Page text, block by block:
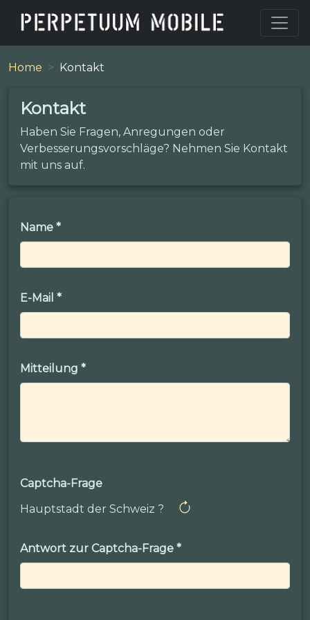
Home Kontakt
Kontakt
Haben Sie Fragen, Anregungen oder
Verbesserungsvorschläge? Nehmen Sie Kontakt
mit uns auf.
Name *
E-Mail *
Mitteilung *
Captcha-Frage
Hauptstadt der Schweiz ?
Antwort zur Captcha-Frage *